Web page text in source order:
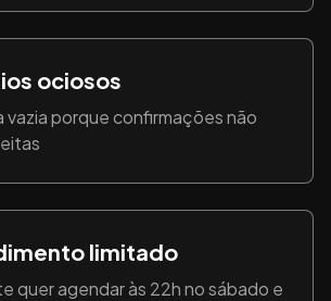
ociosos
vazia porque confirmações não
limitado
quer agendar às 22h no sábado e